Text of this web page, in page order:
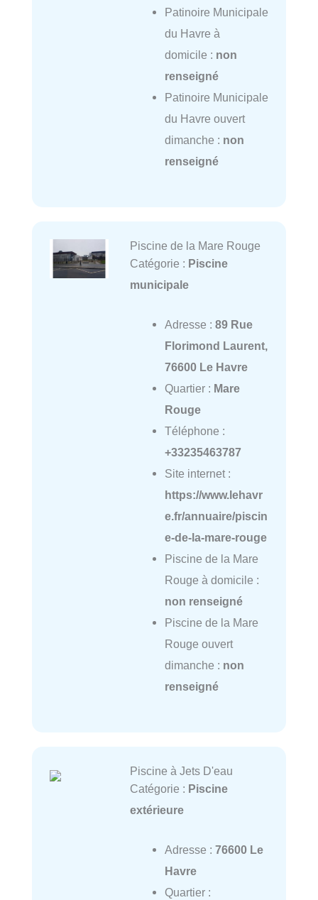
Patinoire Municipale
du Havre à
domicile : non
renseigné
Patinoire Municipale
du Havre ouvert
dimanche : non
renseigné
Piscine de la Mare Rouge
Catégorie : Piscine
municipale
Adresse : 89 Rue
Florimond Laurent,
76600 Le Havre
Quartier : Mare
Rouge
Téléphone :
+33235463787
Site internet :
https://www.lehavr
e.fr/annuaire/piscin
e-de-la-mare-rouge
Piscine de la Mare
Rouge à domicile :
non renseigné
Piscine de la Mare
Rouge ouvert
dimanche : non
renseigné
Piscine à Jets D'eau
Catégorie : Piscine
extérieure
Adresse : 76600 Le
Havre
Quartier :